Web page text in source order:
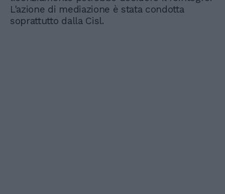
L'azione di mediazione è stata condotta
soprattutto dalla Cisl.